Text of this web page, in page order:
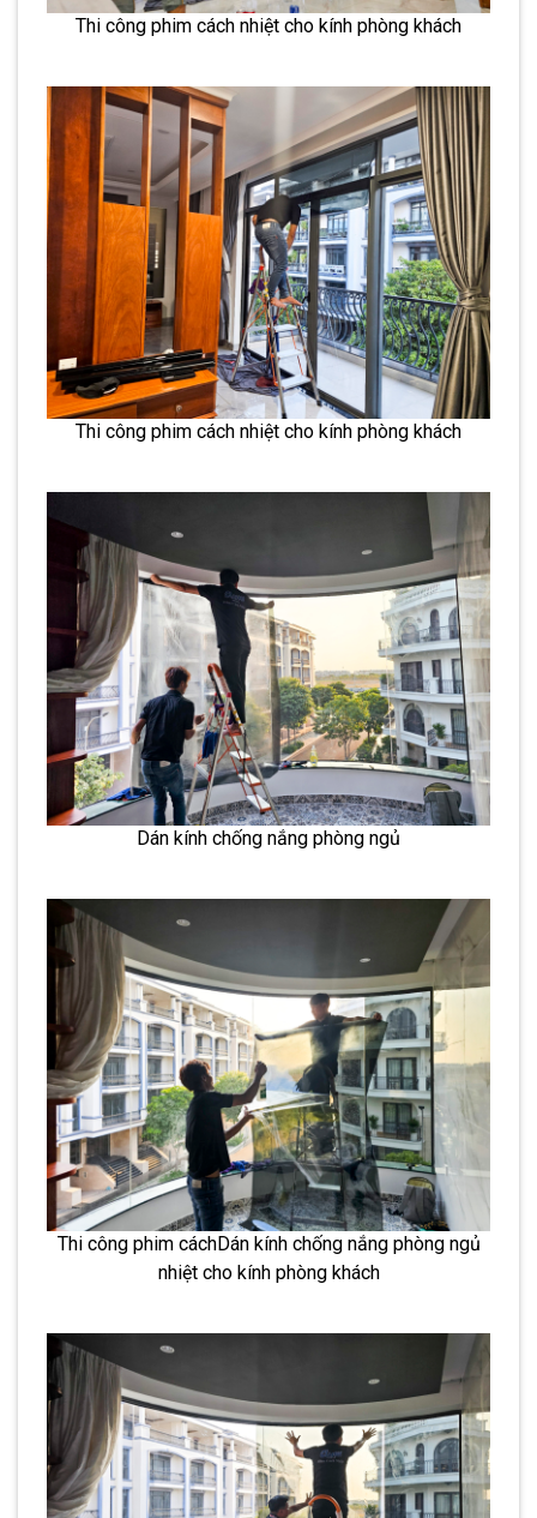
Thi công phim cách nhiệt cho kính phòng khách
Thi công phim cách nhiệt cho kính phòng khách
Dán kính chống nắng phòng ngủ
Thi công phim cáchDán kính chống nắng phòng ngủ
nhiệt cho kính phòng khách